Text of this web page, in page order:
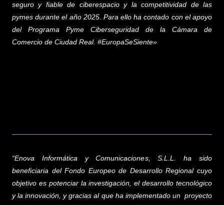
seguro y fiable de ciberespacio y la competitividad de las
pymes durante el año 2025. Para ello ha contado con el apoyo
del Programa Pyme Ciberseguridad de la Cámara de
Comercio de Ciudad Real. #EuropaSeSiente»
“Enova Informática y Comunicaciones, S.L.L.
ha sido
beneficiaria del Fondo Europeo de Desarrollo Regional cuyo
objetivo es potenciar la investigación, el desarrollo tecnológico
y la innovación, y gracias al que ha implementado un proyecto